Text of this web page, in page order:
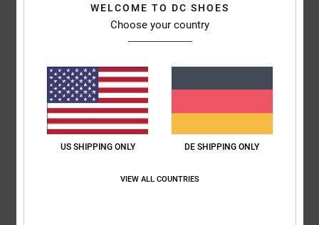
5/5
24. Juni 2026
Original anzeigen - Français
Komfort: 5/5 Preis-Leistungs-Verhältnis
Ich empfehle dieses Produkt
WELCOME TO DC SHOES
Choose your country
US SHIPPING ONLY DE SHIPPING ONLY
VIEW ALL COUNTRIES